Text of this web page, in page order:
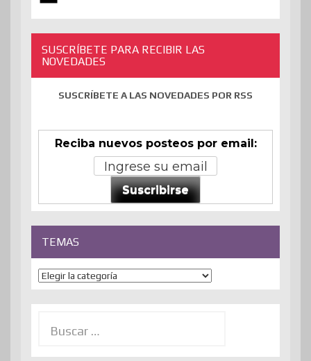
SUSCRÍBETE PARA RECIBIR LAS
NOVEDADES
SUSCRÍBETE A LAS NOVEDADES POR RSS
Reciba nuevos posteos por email:
Suscribirse
TEMAS
Temas